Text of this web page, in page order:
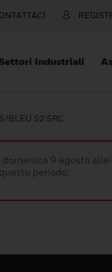
Settori Industriali
BLEU S2 SRC
9 agosto alle
periodo.